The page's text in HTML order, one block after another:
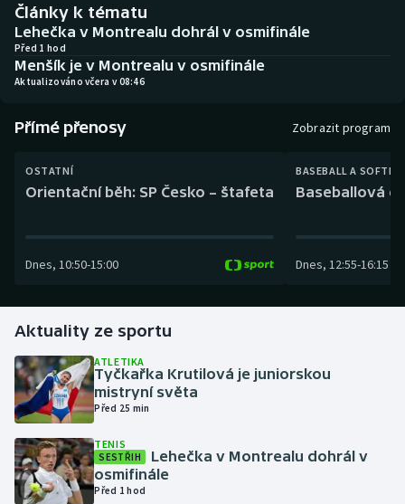
Baseball a softbal
Basketbal
Box
Florbal
Futsal
Golf
Gymnastika
Házená
Soutěže
Historické návraty
Články k tématu
Lehečka v Montrealu dohrál v osmifinále
Před 1 hod
Menšík je v Montrealu v osmifinále
Aktualizováno včera v 08:46
Přímé přenosy Zobrazit program
OSTATNÍ
Orientační běh: SP Česko – štafeta
Dnes, 10:50-15:00
BASEBALL A
Baseballová
Dnes, 12:55-16:15
Aktuality ze sportu
ATLETIKA
Tyčkařka Krutilová je juniorskou
mistryní světa
Před 25 min
TENIS
SESTŘIH
Lehečka v Montrealu dohrál v
osmifinále
Před 1 hod